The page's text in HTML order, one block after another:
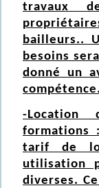
travaux
bailleurs..
besoins
donné un
compétence.
-
tarif de
utilisation
diverses.